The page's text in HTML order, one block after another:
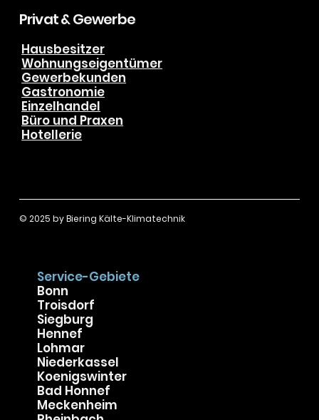
Privat & Gewerbe
Hausbesitzer
Wohnungseigentümer
Gewerbekunden
Gastronomie
Service-Gebiete
Bonn
Troisdorf
Siegburg
Hennef
Lohmar
Niederkassel